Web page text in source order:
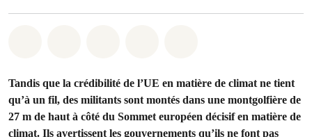
Tandis que la crédibilité de l’UE en matière de climat ne tient
qu’à un fil, des militants sont montés dans une montgolfière de
27 m de haut à côté du Sommet européen décisif en matière de
climat. Ils avertissent les gouvernements qu’ils ne font pas